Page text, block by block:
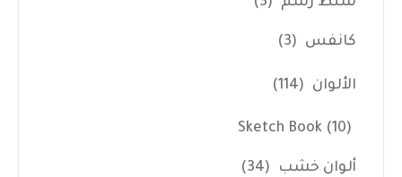
كانفس (3)
الألوان (114)
Sketch Book (10)
ألوان خشب (34)